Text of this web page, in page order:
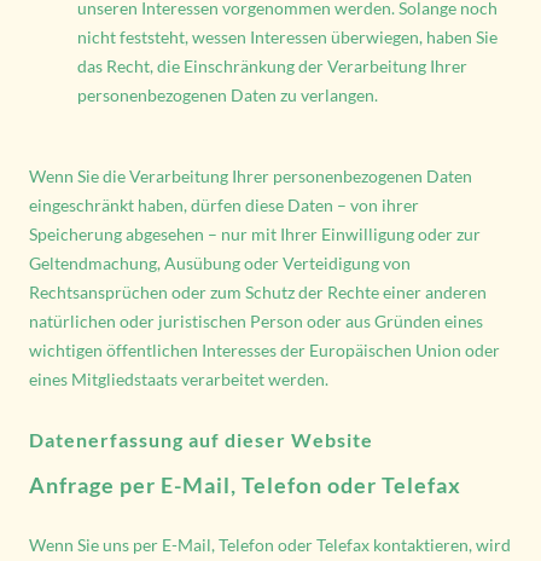
unseren Interessen vorgenommen werden. Solange noch
nicht feststeht, wessen Interessen überwiegen, haben Sie
das Recht, die Einschränkung der Verarbeitung Ihrer
personenbezogenen Daten zu verlangen.
Wenn Sie die Verarbeitung Ihrer personenbezogenen Daten
eingeschränkt haben, dürfen diese Daten – von ihrer
Speicherung abgesehen – nur mit Ihrer Einwilligung oder zur
Geltendmachung, Ausübung oder Verteidigung von
Rechtsansprüchen oder zum Schutz der Rechte einer anderen
natürlichen oder juristischen Person oder aus Gründen eines
wichtigen öffentlichen Interesses der Europäischen Union oder
eines Mitgliedstaats verarbeitet werden.
Datenerfassung auf dieser Website
Anfrage per E-Mail, Telefon oder Telefax
Wenn Sie uns per E-Mail, Telefon oder Telefax kontaktieren, wird